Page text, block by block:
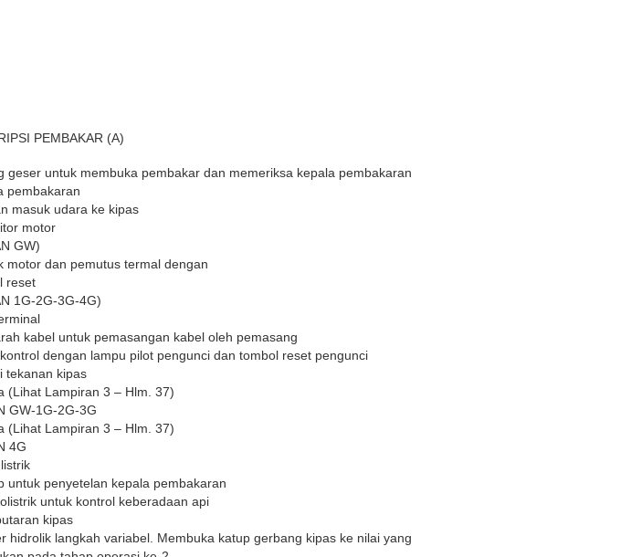
PEMBAKAR (A)
geser untuk membuka pembakar dan memeriksa kepala pembakaran
pembakaran
masuk udara ke kipas
motor
GW)
motor dan pemutus termal dengan
reset
1G-2G-3G-4G)
kabel untuk pemasangan kabel oleh pemasang
dengan lampu pilot pengunci dan tombol reset pengunci
tekanan kipas
(Lihat Lampiran 3 – Hlm. 37)
GW-1G-2G-3G
(Lihat Lampiran 3 – Hlm. 37)
4G
untuk penyetelan kepala pembakaran
untuk kontrol keberadaan api
kipas
hidrolik langkah variabel. Membuka katup gerbang kipas ke nilai yang